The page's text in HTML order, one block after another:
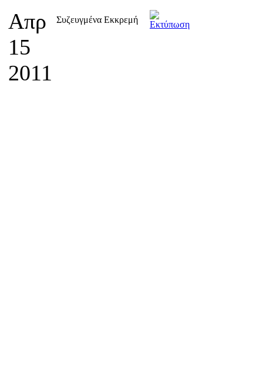
Απρ
15
2011
Συζευγμένα Εκκρεμή